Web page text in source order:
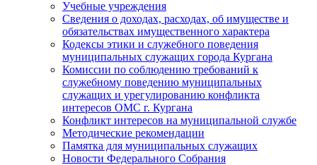
Учебные учреждения
Сведения о доходах, расходах, об имуществе и
обязательствах имущественного характера
Кодексы этики и служебного поведения
муниципальных служащих города Кургана
Комиссии по соблюдению требований к
служебному поведению муниципальных
служащих и урегулированию конфликта
интересов ОМС г. Кургана
Конфликт интересов на муниципальной службе
Методические рекомендации
Памятка для муниципальных служащих
Новости Федерального Cобрания